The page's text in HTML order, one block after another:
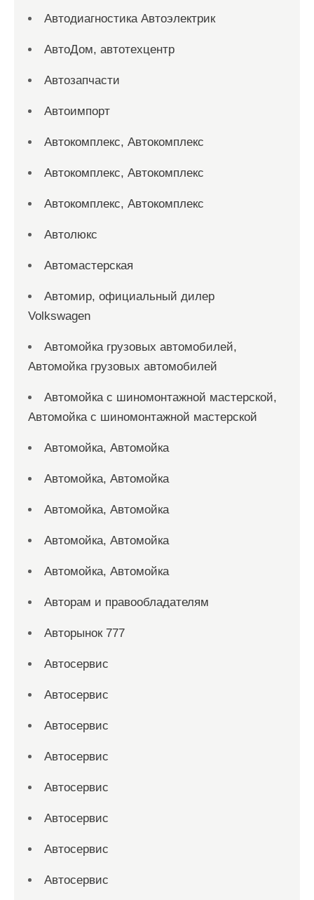
Автодиагностика Автоэлектрик
АвтоДом, автотехцентр
Автозапчасти
Автоимпорт
Автокомплекс, Автокомплекс
Автокомплекс, Автокомплекс
Автокомплекс, Автокомплекс
Автолюкс
Автомастерская
Автомир, официальный дилер
Volkswagen
Автомойка грузовых автомобилей,
Автомойка грузовых автомобилей
Автомойка с шиномонтажной мастерской,
Автомойка с шиномонтажной мастерской
Автомойка, Автомойка
Автомойка, Автомойка
Автомойка, Автомойка
Автомойка, Автомойка
Автомойка, Автомойка
Авторам и правообладателям
Авторынок 777
Автосервис
Автосервис
Автосервис
Автосервис
Автосервис
Автосервис
Автосервис
Автосервис